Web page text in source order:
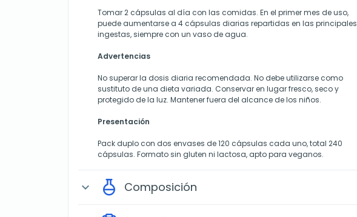
Tomar 2 cápsulas al día con las comidas. En el primer mes de uso,
puede aumentarse a 4 cápsulas diarias repartidas en las principales
ingestas, siempre con un vaso de agua.
Advertencias
No superar la dosis diaria recomendada. No debe utilizarse como
sustituto de una dieta variada. Conservar en lugar fresco, seco y
protegido de la luz. Mantener fuera del alcance de los niños.
Presentación
Pack duplo con dos envases de 120 cápsulas cada uno, total 240
cápsulas. Formato sin gluten ni lactosa, apto para veganos.
expand_more Composición